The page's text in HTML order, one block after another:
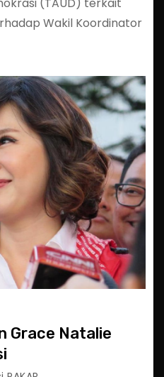
Wakil Koordinator
Grace Natalie